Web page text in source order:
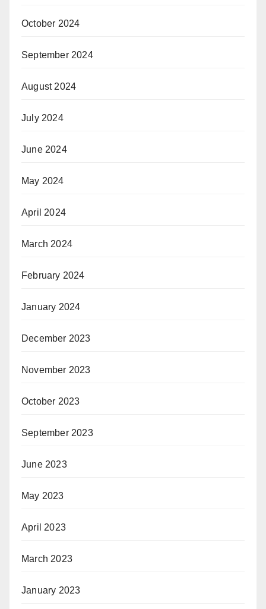
October 2024
September 2024
August 2024
July 2024
June 2024
May 2024
April 2024
March 2024
February 2024
January 2024
December 2023
November 2023
October 2023
September 2023
June 2023
May 2023
April 2023
March 2023
January 2023